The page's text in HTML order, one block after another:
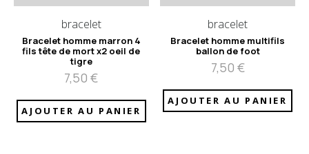
bracelet
Bracelet homme marron 4
fils tête de mort x2 oeil de
tigre
7,50€
AJOUTER AU PANIER
bracelet
Bracelet homme multifils
ballon de foot
7,50 €
AJOUTER AU PANIER